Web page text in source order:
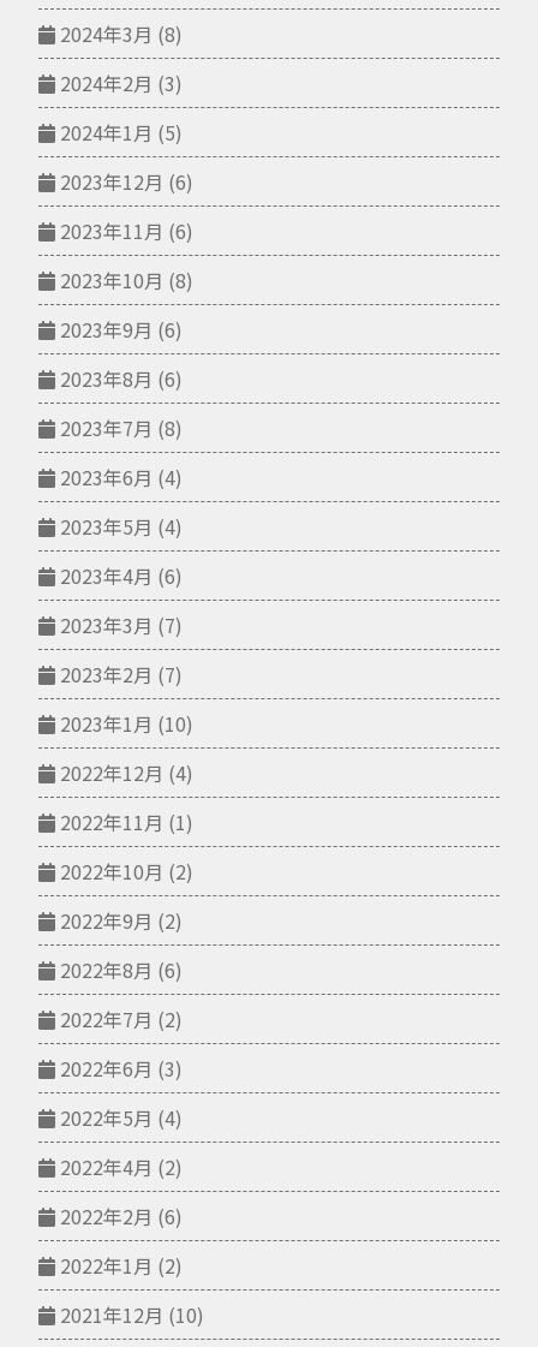
2024年3月 (8)
2024年2月 (3)
2024年1月 (5)
2023年12月 (6)
2023年11月 (6)
2023年10月 (8)
2023年9月 (6)
2023年8月 (6)
2023年7月 (8)
2023年6月 (4)
2023年5月 (4)
2023年4月 (6)
2023年3月 (7)
2023年2月 (7)
2023年1月 (10)
2022年12月 (4)
2022年11月 (1)
2022年10月 (2)
2022年9月 (2)
2022年8月 (6)
2022年7月 (2)
2022年6月 (3)
2022年5月 (4)
2022年4月 (2)
2022年2月 (6)
2022年1月 (2)
2021年12月 (10)